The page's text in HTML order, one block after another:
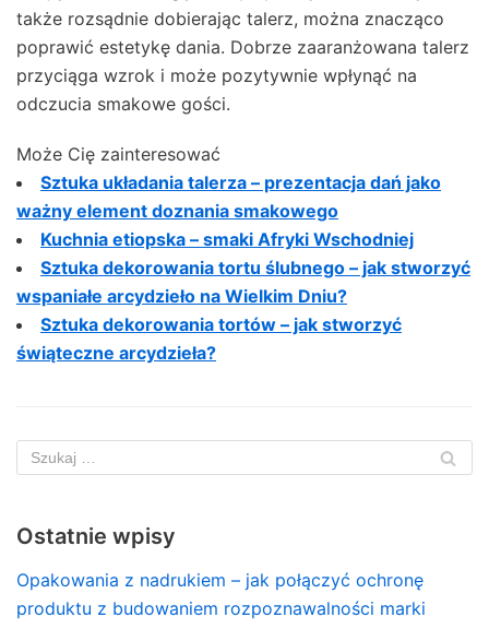
także rozsądnie dobierając talerz, można znacząco
poprawić estetykę dania. Dobrze zaaranżowana talerz
przyciąga wzrok i może pozytywnie wpłynąć na
odczucia smakowe gości.
Może Cię zainteresować
Sztuka układania talerza – prezentacja dań jako
ważny element doznania smakowego
Kuchnia etiopska – smaki Afryki Wschodniej
Sztuka dekorowania tortu ślubnego – jak stworzyć
wspaniałe arcydzieło na Wielkim Dniu?
Sztuka dekorowania tortów – jak stworzyć
świąteczne arcydzieła?
Ostatnie wpisy
Opakowania z nadrukiem – jak połączyć ochronę
produktu z budowaniem rozpoznawalności marki